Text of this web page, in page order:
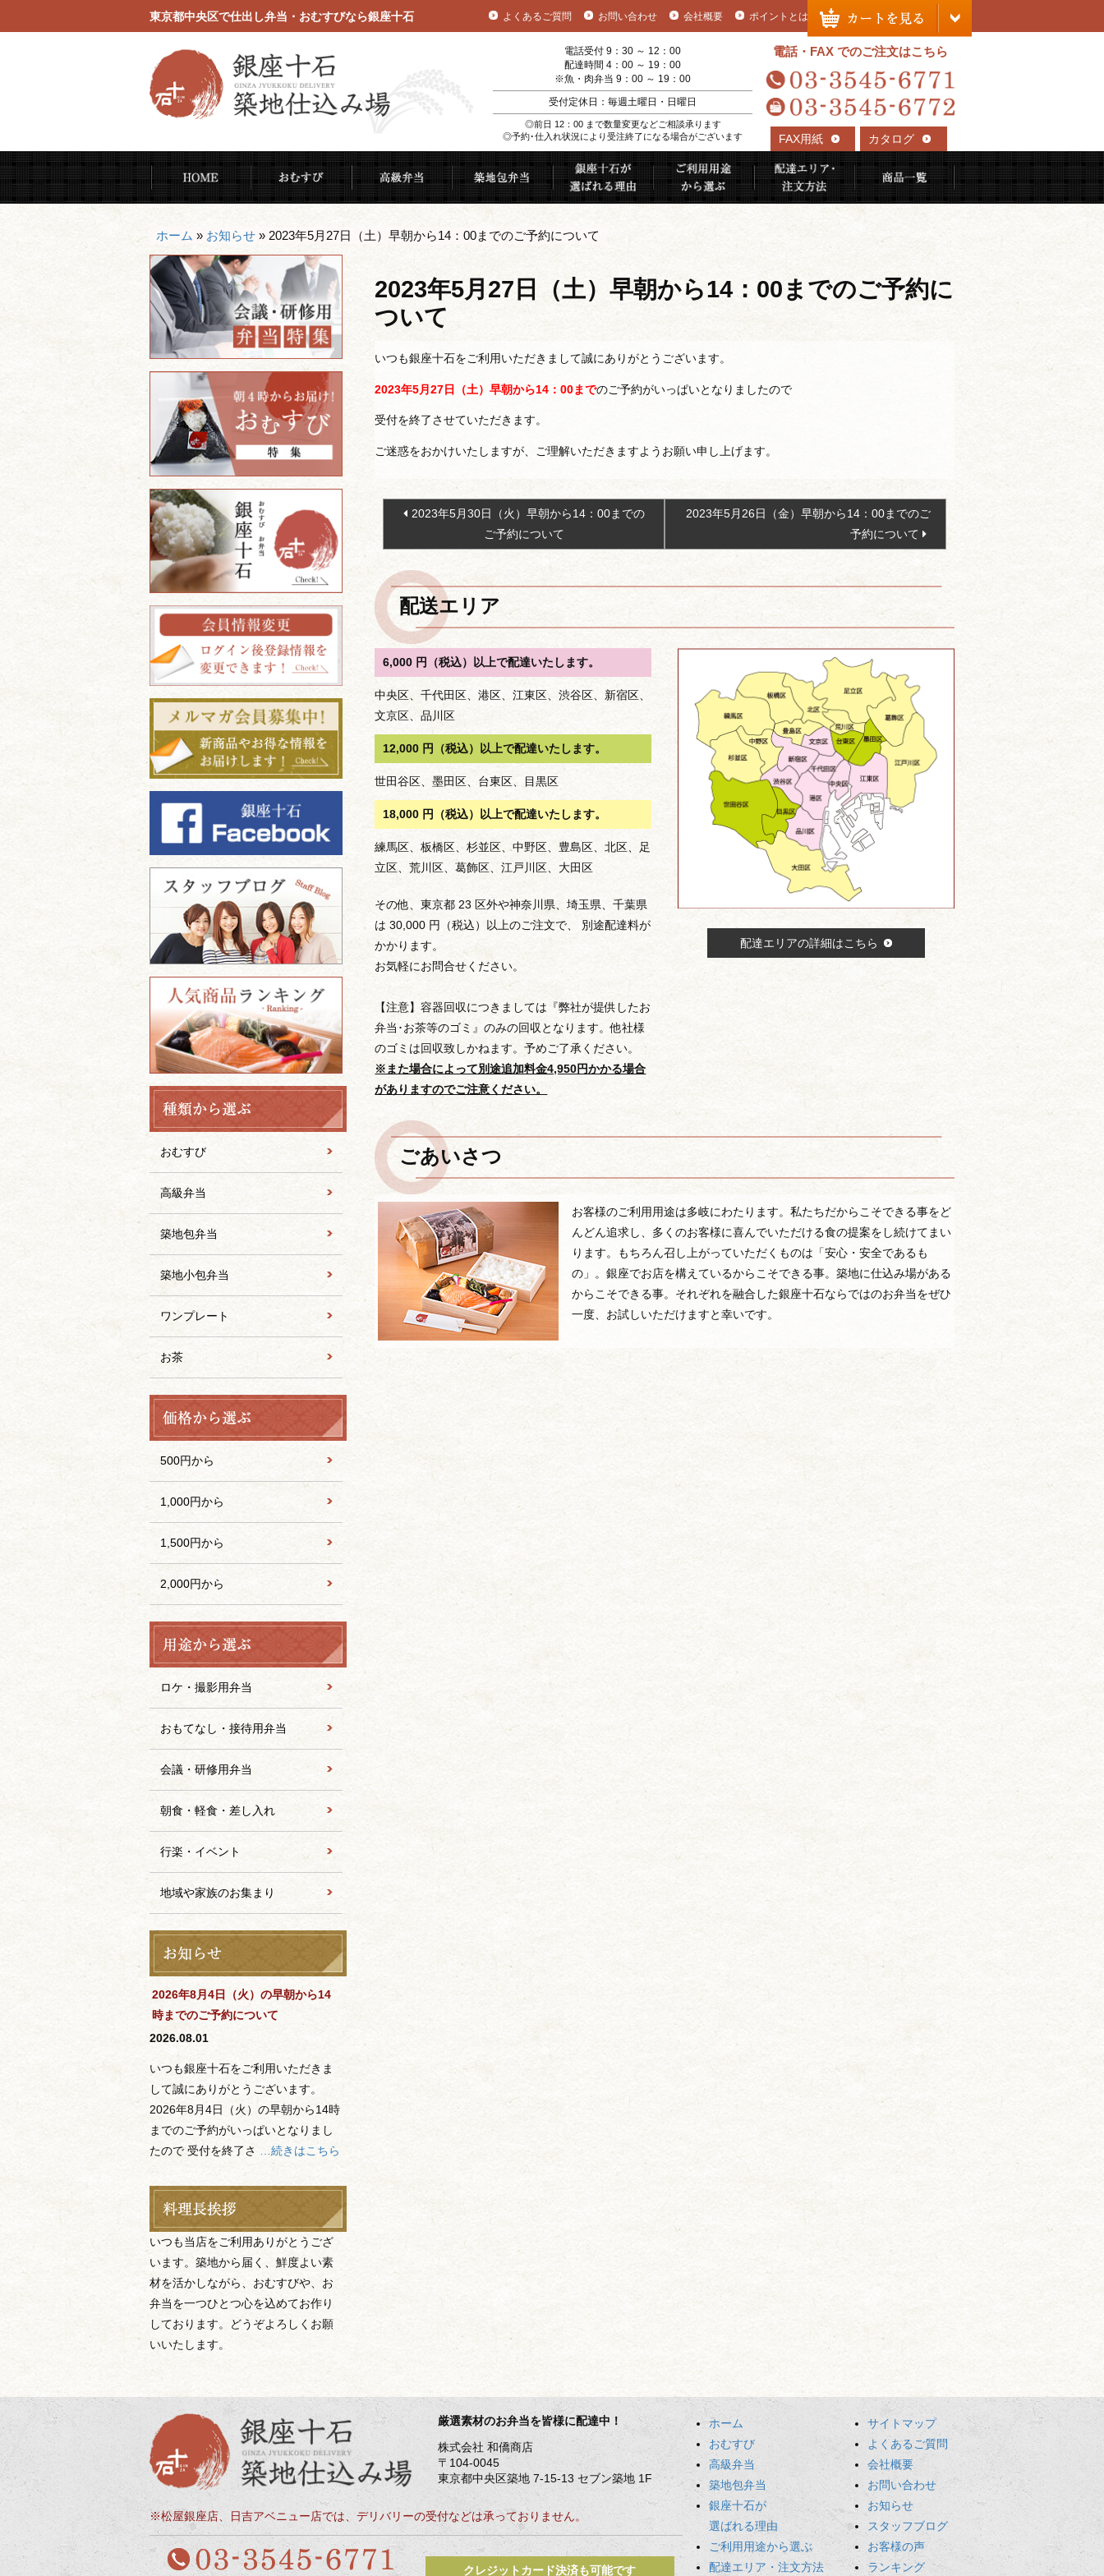
東京都中央区で仕出し弁当・おむすびなら銀座十石 よくあるご質問 お問い合わせ 会社概要 ポイントとは
電話受付 9：30 ～ 12：00
配達時間 4：00 ～ 19：00
※魚・肉弁当 9：00 ～ 19：00
受付定休日：毎週土曜日・日曜日
◎前日 12：00 まで数量変更などご相談承ります
◎予約･仕入れ状況により受注終了になる場合がございます
電話・FAX でのご注文はこちら
FAX用紙
カタログ
ン
テ
HOME おむすび 高級弁当 築地包弁当 銀座十石が選ばれる理由ご利用用途から選ぶ 配達エリア・注文方法商品一覧
ホーム » お知らせ » 2023年5月27日（土）早朝から14：00までのご予約について
2023年5月27日（土）早朝から14：00までのご予約に
ついて
いつも銀座十石をご利用いただきまして誠にありがとうございます。
2023年5月27日（土）早朝から14：00までのご予約がいっぱいとなりましたので
受付を終了させていただきます。
ご迷惑をおかけいたしますが、ご理解いただきますようお願い申し上げます。
投
ナ
ビ
ゲ
ー
シ
ョ
ン
2023年5月30日（火）早朝から14：00までの
ご予約について
2023年5月26日（金）早朝から14：00までのご
予約について
配送エリア
6,000 円（税込）以上で配達いたします。
中央区、千代田区、港区、江東区、渋谷区、新宿区、
文京区、品川区
12,000 円（税込）以上で配達いたします。
世田谷区、墨田区、台東区、目黒区
18,000 円（税込）以上で配達いたします。
練馬区、板橋区、杉並区、中野区、豊島区、北区、足
立区、荒川区、葛飾区、江戸川区、大田区
その他、東京都 23 区外や神奈川県、埼玉県、千葉県
は 30,000 円（税込）以上のご注文で、 別途配達料が
かかります。
お気軽にお問合せください。
【注意】容器回収につきましては『弊社が提供したお
弁当･お茶等のゴミ』のみの回収となります。他社様
のゴミは回収致しかねます。予めご了承ください。
※また場合によって別途追加料金4,950円かかる場合
がありますのでご注意ください。
配達エリアの詳細はこちら
ごあいさつ
お客様のご利用用途は多岐にわたります。私たちだからこそできる事をど
んどん追求し、多くのお客様に喜んでいただける食の提案をし続けてまい
ります。もちろん召し上がっていただくものは「安心・安全であるも
の」。銀座でお店を構えているからこそできる事。築地に仕込み場がある
からこそできる事。それぞれを融合した銀座十石ならではのお弁当をぜひ
一度、お試しいただけますと幸いです。
種類から選ぶ
おむすび
高級弁当
築地包弁当
築地小包弁当
ワンプレート
お茶
価格から選ぶ
500円から
1,000円から
1,500円から
2,000円から
ロケ・撮影用弁当
おもてなし・接待用弁当
会議・研修用弁当
朝食・軽食・差し入れ
行楽・イベント
地域や家族のお集まり
お知らせ
2026年8月4日（火）の早朝から14
時までのご予約について
2026.08.01
いつも銀座十石をご利用いただきま
して誠にありがとうございます。
2026年8月4日（火）の早朝から14時
までのご予約がいっぱいとなりまし
たので 受付を終了さ
…続きはこちら
いつも当店をご利用ありがとうござ
います。築地から届く、鮮度よい素
材を活かしながら、おむすびや、お
弁当を一つひとつ心を込めてお作り
しております。どうぞよろしくお願
いいたします。
厳選素材のお弁当を皆様に配達中！
株式会社 和僑商店
〒104-0045
東京都中央区築地 7-15-13 セブン築地 1F
※松屋銀座店、日吉アベニュー店では、デリバリーの受付などは承っておりません。
クレジットカード決済も可能です
ホーム
おむすび
高級弁当
築地包弁当
銀座十石が
選ばれる理由
ご利用用途から選ぶ
配達エリア・注文方法
サイトマップ
よくあるご質問
会社概要
お問い合わせ
お知らせ
スタッフブログ
お客様の声
ランキング